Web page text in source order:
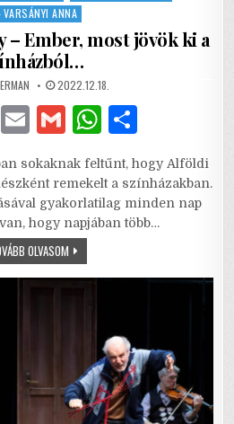
VARSÁNYI ANNA
– Ember, most jövök ki a
PUBLISHED
DATE:
2022.12.18.
T
r
E
ai
l
G
ai
l
W
at
s
A
ar
e
sokaknak feltűnt, hogy Alföldi
remekelt a színházakban.
gyakorlatilag minden nap
hogy napjában több…
OLVASOMAZ
EPRÉSZŐ
SZÍNHÁZBÓL…